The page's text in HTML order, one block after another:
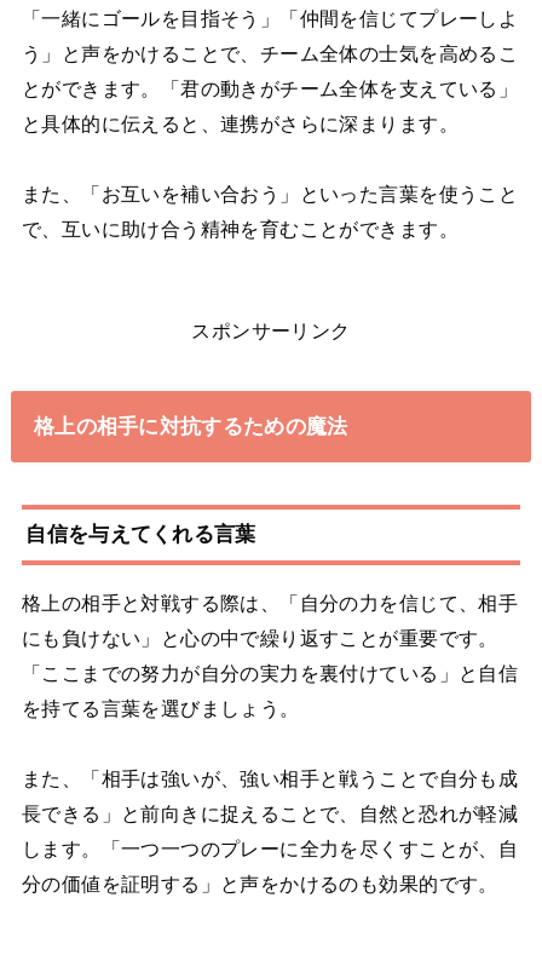
「一緒にゴールを目指そう」「仲間を信じてプレーしよ
う」と声をかけることで、チーム全体の士気を高めるこ
とができます。「君の動きがチーム全体を支えている」
と具体的に伝えると、連携がさらに深まります。
また、「お互いを補い合おう」といった言葉を使うこと
で、互いに助け合う精神を育むことができます。
スポンサーリンク
格上の相手に対抗するための魔法
自信を与えてくれる言葉
格上の相手と対戦する際は、「自分の力を信じて、相手
にも負けない」と心の中で繰り返すことが重要です。
「ここまでの努力が自分の実力を裏付けている」と自信
を持てる言葉を選びましょう。
また、「相手は強いが、強い相手と戦うことで自分も成
長できる」と前向きに捉えることで、自然と恐れが軽減
します。「一つ一つのプレーに全力を尽くすことが、自
分の価値を証明する」と声をかけるのも効果的です。